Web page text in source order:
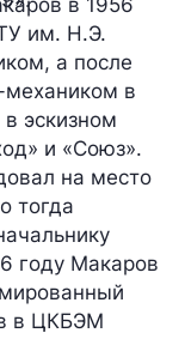
им. Н.Э.
а после
в
эскизном
и «Союз».
на место
тогда
году Макаров
в ЦКБЭМ